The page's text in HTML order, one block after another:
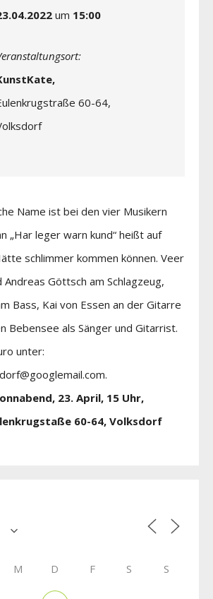
um 15:00
60-64,
Name ist bei den vier Musikern
„Har leger warn kund“ heißt auf
schlimmer kommen können. Veer
Andreas Göttsch am Schlagzeug,
Bass, Kai von Essen an der Gitarre
Bebensee als Sänger und Gitarrist.
unter:
23. April, 15 Uhr,
60-64, Volksdorf
M D F S S